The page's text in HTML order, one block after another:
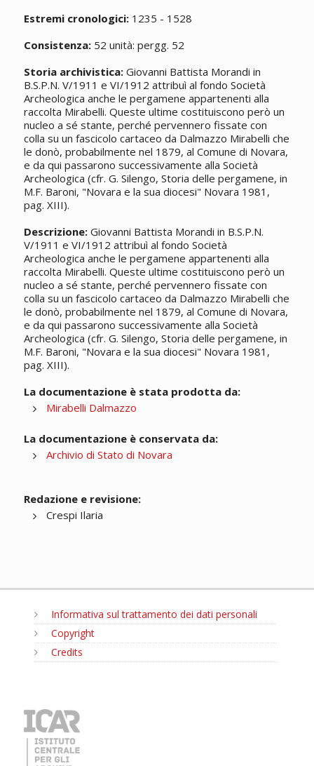
Estremi cronologici:1235 - 1528
Consistenza:52 unità: pergg. 52
Storia archivistica:Giovanni Battista Morandi in
B.S.P.N. V/1911 e VI/1912 attribuì al fondo Società
Archeologica anche le pergamene appartenenti alla
raccolta Mirabelli. Queste ultime costituiscono però un
nucleo a sé stante, perché pervennero fissate con
colla su un fascicolo cartaceo da Dalmazzo Mirabelli che
le donò, probabilmente nel 1879, al Comune di Novara,
e da qui passarono successivamente alla Società
Archeologica (cfr. G. Silengo, Storia delle pergamene, in
M.F. Baroni, "Novara e la sua diocesi" Novara 1981,
pag. XIII).
Descrizione:Giovanni Battista Morandi in B.S.P.N.
V/1911 e VI/1912 attribuì al fondo Società
Archeologica anche le pergamene appartenenti alla
raccolta Mirabelli. Queste ultime costituiscono però un
nucleo a sé stante, perché pervennero fissate con
colla su un fascicolo cartaceo da Dalmazzo Mirabelli che
le donò, probabilmente nel 1879, al Comune di Novara,
e da qui passarono successivamente alla Società
Archeologica (cfr. G. Silengo, Storia delle pergamene, in
M.F. Baroni, "Novara e la sua diocesi" Novara 1981,
pag. XIII).
La documentazione è stata prodotta da:
Mirabelli Dalmazzo
La documentazione è conservata da:
Archivio di Stato di Novara
Redazione e revisione:
Crespi Ilaria
Informativa sul trattamento dei dati personali
Copyright
Credits